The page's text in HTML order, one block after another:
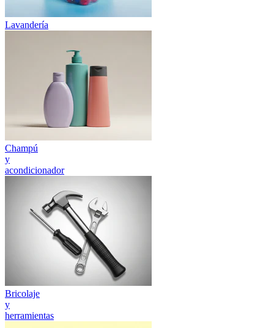
Lavandería
Champú
y
acondicionador
Bricolaje
y
herramientas